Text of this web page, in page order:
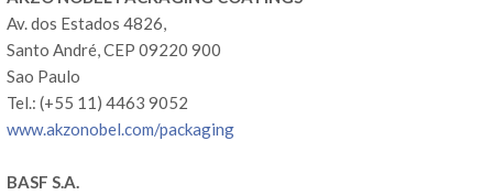
Av. dos Estados 4826,
Santo André, CEP 09220 900
Sao Paulo
Tel.: (+55 11) 4463 9052
www.akzonobel.com/packaging
BASF S.A.